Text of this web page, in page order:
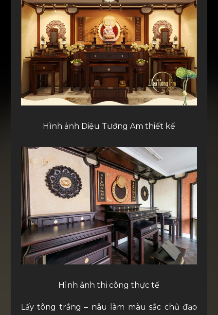
Hình ảnh Diệu Tướng Am thiết kế
Hình ảnh thi công thực tế
Lấy tông trắng – nâu làm màu sắc chủ đạo